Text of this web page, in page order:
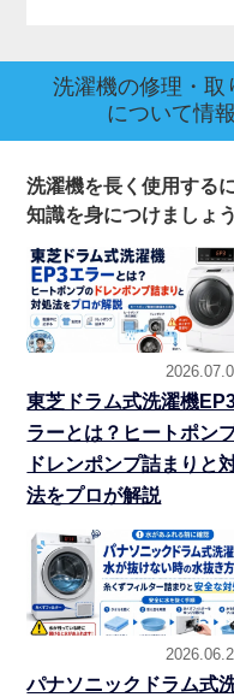
洗濯機の修理・取
について情
洗濯機を長く使用する
知識を身につけましょ
東芝ドラム式洗濯機
ラーとは？ヒートポン
ドレンポンプ詰まりと
法をプロが解説
パナソニックドラム式